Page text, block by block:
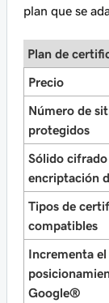
plan que se
Plan de
Precio
Número de
protegidos
Sólido cifrado
encriptación
Tipos de
compatibles
Incrementa el
Google®